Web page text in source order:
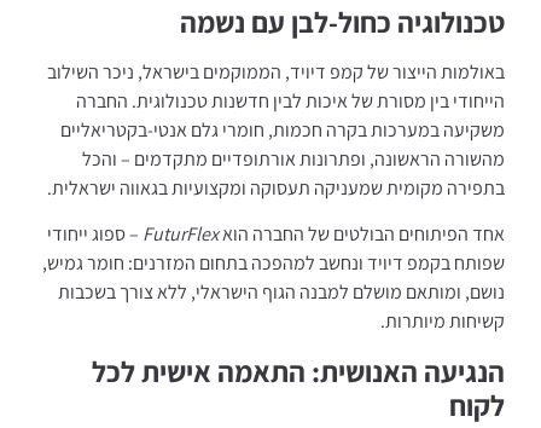
טכנולוגיה כחול-לבן עם נשמה
באולמות הייצור של קמפ דיויד, הממוקמים בישראל, ניכר השילוב
הייחודי בין מסורת של איכות לבין חדשנות טכנולוגית. החברה
משקיעה במערכות בקרה חכמות, חומרי גלם אנטי-בקטריאליים
מהשורה הראשונה, ופתרונות אורתופדיים מתקדמים – והכל
בתפירה מקומית שמעניקה תעסוקה ומקצועיות בגאווה ישראלית.
אחד הפיתוחים הבולטים של החברה הואFuturFlex – ספוג ייחודי
שפותח בקמפ דיויד ונחשב למהפכה בתחום המזרנים: חומר גמיש,
נושם, ומותאם מושלם למבנה הגוף הישראלי, ללא צורך בשכבות
קשיחות מיותרות.
הנגיעה האנושית: התאמה אישית לכל
לקוח